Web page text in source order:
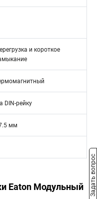
и короткое
DIN-рейку
мм
Eaton Модульный
Задать вопрос